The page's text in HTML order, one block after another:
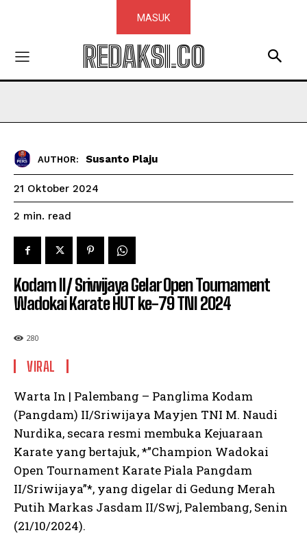
MASUK
REDAKSI.CO
AUTHOR: Susanto Plaju
21 Oktober 2024
2 min. read
Kodam II/ Sriwijaya Gelar Open Tournament
Wadokai Karate HUT ke-79 TNI 2024
280
VIRAL
Warta In | Palembang – Panglima Kodam
(Pangdam) II/Sriwijaya Mayjen TNI M. Naudi
Nurdika, secara resmi membuka Kejuaraan
Karate yang bertajuk, *”Champion Wadokai
Open Tournament Karate Piala Pangdam
II/Sriwijaya”*, yang digelar di Gedung Merah
Putih Markas Jasdam II/Swj, Palembang, Senin
(21/10/2024).